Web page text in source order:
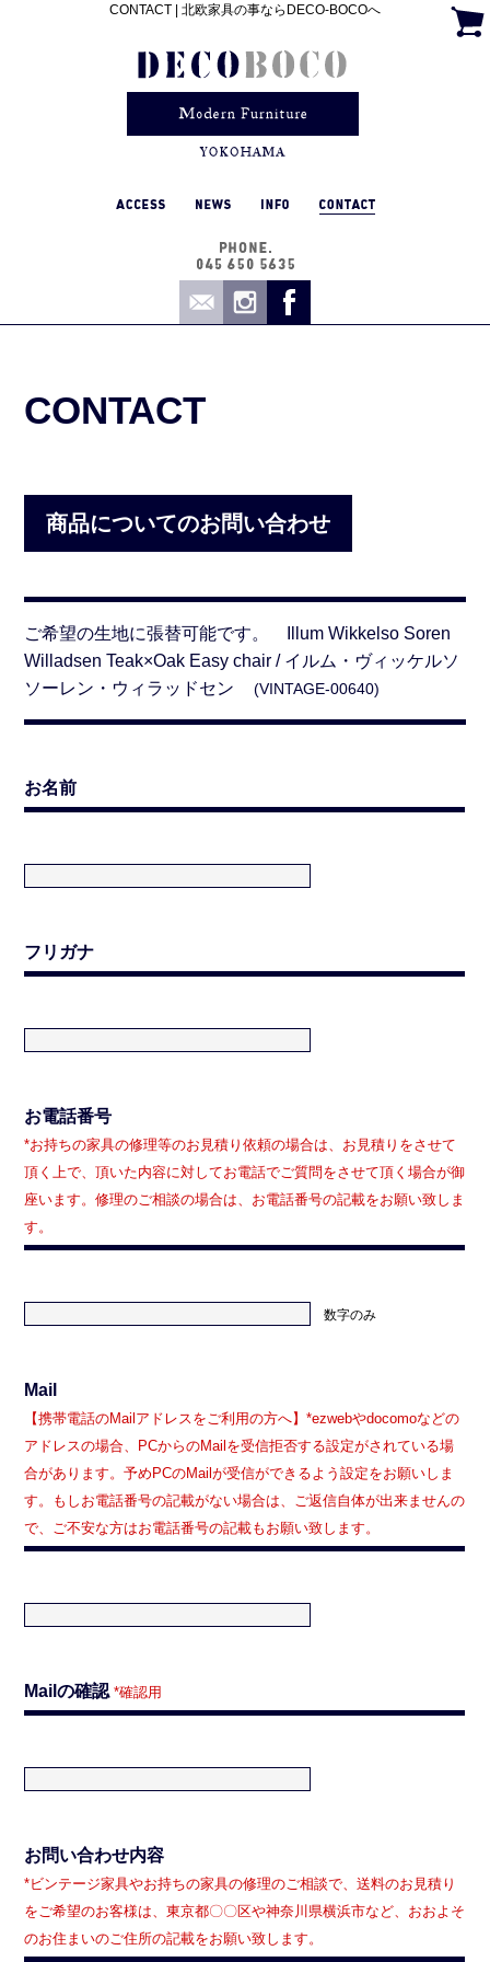
CONTACT | 北欧家具の事ならDECO-BOCOへ
CONTACT
商品についてのお問い合わせ
ご希望の生地に張替可能です。 Illum Wikkelso Soren
Willadsen Teak×Oak Easy chair / イルム・ヴィッケルソ
ソーレン・ウィラッドセン
(VINTAGE-00640)
お名前
フリガナ
お電話番号
*お持ちの家具の修理等のお見積り依頼の場合は、お見積りをさせて
頂く上で、頂いた内容に対してお電話でご質問をさせて頂く場合が御
座います。修理のご相談の場合は、お電話番号の記載をお願い致しま
す。
数字のみ
Mail
【携帯電話のMailアドレスをご利用の方へ】*ezwebやdocomoなどの
アドレスの場合、PCからのMailを受信拒否する設定がされている場
合があります。予めPCのMailが受信ができるよう設定をお願いしま
す。もしお電話番号の記載がない場合は、ご返信自体が出来ませんの
で、ご不安な方はお電話番号の記載もお願い致します。
Mailの確認*確認用
お問い合わせ内容
*ビンテージ家具やお持ちの家具の修理のご相談で、送料のお見積り
をご希望のお客様は、東京都〇〇区や神奈川県横浜市など、おおよそ
のお住まいのご住所の記載をお願い致します。